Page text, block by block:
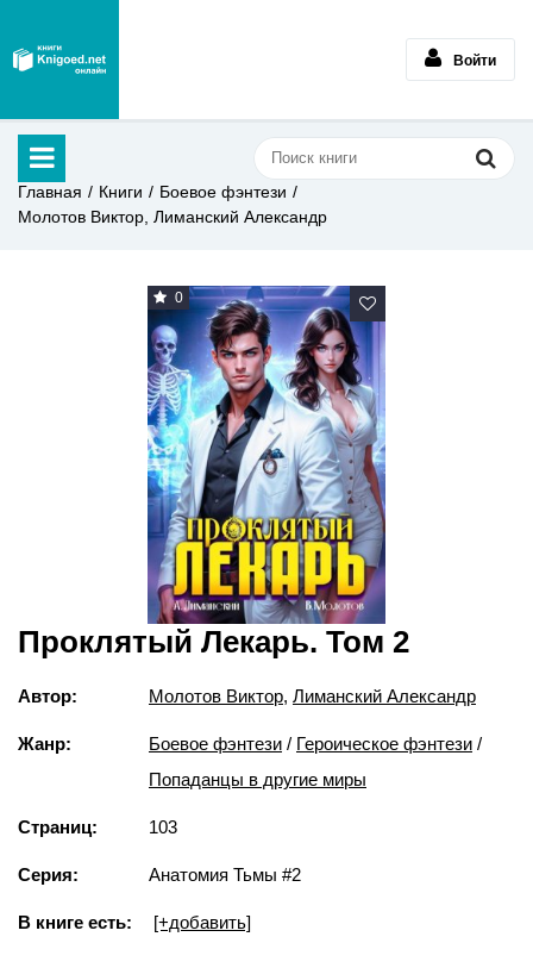
Войти
Главная Книги
Боевое фэнтези
Молотов Виктор, Лиманский Александр
0
Проклятый Лекарь. Том 2
Автор: Молотов Виктор, Лиманский Александр
Жанр: Боевое фэнтези / Героическое фэнтези /
Попаданцы в другие миры
Страниц: 103
Серия: Анатомия Тьмы #2
В книге есть: [+добавить]